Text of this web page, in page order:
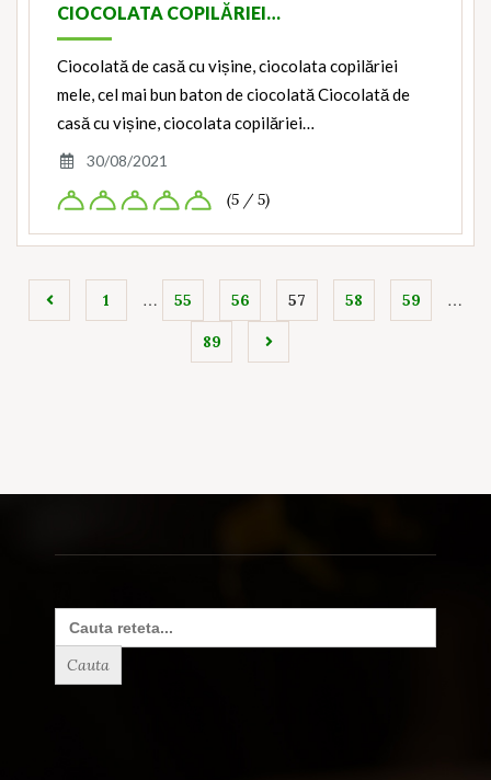
CIOCOLATA COPILĂRIEI…
Ciocolată de casă cu vișine, ciocolata copilăriei
mele, cel mai bun baton de ciocolată Ciocolată de
casă cu vișine, ciocolata copilăriei…
30/08/2021
(5 / 5)
1 … 55 56 57 58 59 …
89
Search
for: